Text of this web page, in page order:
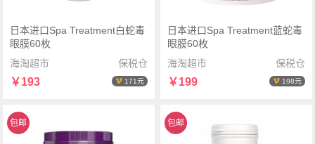
日本进口Spa Treatment白蛇毒
眼膜60枚
海淘超市
保税仓
￥193 171元
日本进口Spa Treatment蓝蛇毒
眼膜60枚
海淘超市
保税仓
￥199 198元
包邮 包邮